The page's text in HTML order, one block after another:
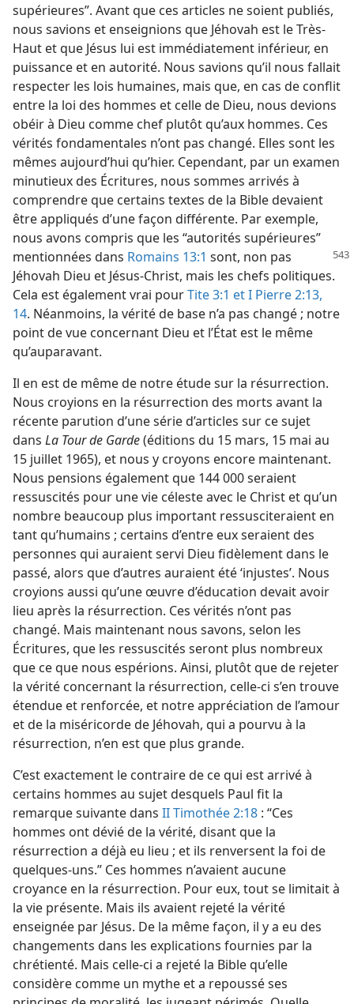
supérieures”. Avant que ces articles ne soient publiés,
nous savions et enseignions que Jéhovah est le Très-
Haut et que Jésus lui est immédiatement inférieur, en
puissance et en autorité. Nous savions qu’il nous fallait
respecter les lois humaines, mais que, en cas de conflit
entre la loi des hommes et celle de Dieu, nous devions
obéir à Dieu comme chef plutôt qu’aux hommes. Ces
vérités fondamentales n’ont pas changé. Elles sont les
mêmes aujourd’hui qu’hier. Cependant, par un examen
minutieux des Écritures, nous sommes arrivés à
comprendre que certains textes de la Bible devaient
être appliqués d’une façon différente. Par exemple,
nous avons compris que les “autorités supérieures”
mentionnées dans Romains 13:1 sont, non pas
Jéhovah Dieu et Jésus-Christ, mais les chefs politiques.
Cela est également vrai pourTite 3:1 etI Pierre 2:13,
14. Néanmoins, la vérité de base n’a pas changé ; notre
point de vue concernant Dieu et l’État est le même
qu’auparavant.
Il en est de même de notre étude sur la résurrection.
Nous croyions en la résurrection des morts avant la
récente parution d’une série d’articles sur ce sujet
dans La Tour de Garde(éditions du 15 mars, 15 mai au
15 juillet 1965), et nous y croyons encore maintenant.
Nous pensions également que 144 000 seraient
ressuscités pour une vie céleste avec le Christ et qu’un
nombre beaucoup plus important ressusciteraient en
tant qu’humains ; certains d’entre eux seraient des
personnes qui auraient servi Dieu fidèlement dans le
passé, alors que d’autres auraient été ‘injustes’. Nous
croyions aussi qu’une œuvre d’éducation devait avoir
lieu après la résurrection. Ces vérités n’ont pas
changé. Mais maintenant nous savons, selon les
Écritures, que les ressuscités seront plus nombreux
que ce que nous espérions. Ainsi, plutôt que de rejeter
la vérité concernant la résurrection, celle-ci s’en trouve
étendue et renforcée, et notre appréciation de l’amour
et de la miséricorde de Jéhovah, qui a pourvu à la
résurrection, n’en est que plus grande.
C’est exactement le contraire de ce qui est arrivé à
certains hommes au sujet desquels Paul fit la
remarque suivante dans II Timothée 2:18 : “Ces
hommes ont dévié de la vérité, disant que la
résurrection a déjà eu lieu ; et ils renversent la foi de
quelques-uns.” Ces hommes n’avaient aucune
croyance en la résurrection. Pour eux, tout se limitait à
la vie présente. Mais ils avaient rejeté la vérité
enseignée par Jésus. De la même façon, il y a eu des
changements dans les explications fournies par la
chrétienté. Mais celle-ci a rejeté la Bible qu’elle
considère comme un mythe et a repoussé ses